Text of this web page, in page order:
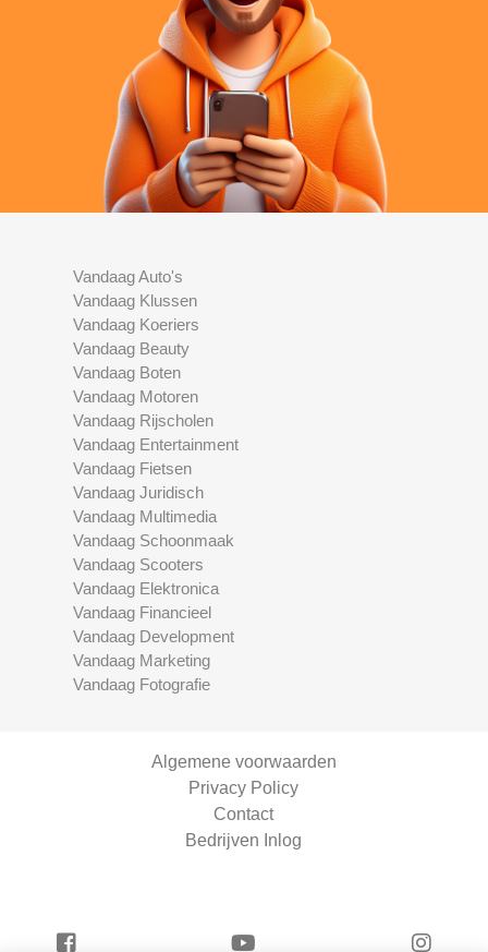
Vandaag Auto's
Vandaag Klussen
Vandaag Koeriers
Vandaag Beauty
Vandaag Boten
Vandaag Motoren
Vandaag Rijscholen
Vandaag Entertainment
Vandaag Fietsen
Vandaag Juridisch
Vandaag Multimedia
Vandaag Schoonmaak
Vandaag Scooters
Vandaag Elektronica
Vandaag Financieel
Vandaag Development
Vandaag Marketing
Vandaag Fotografie
Algemene voorwaarden
Privacy Policy
Contact
Bedrijven Inlog